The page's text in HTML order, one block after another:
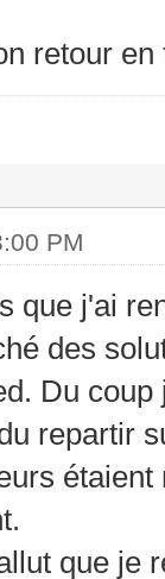
retour
PM
que j'ai
des
Du
repartir
que je